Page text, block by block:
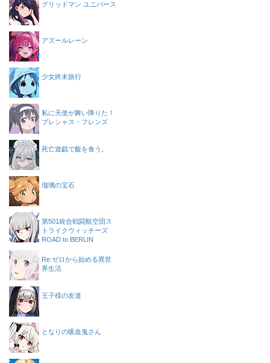
グリッドマン ユニバース
アズールレーン
少女終末旅行
私に天使が舞い降りた！
プレシャス・フレンズ
死亡遊戯で飯を食う。
瑠璃の宝石
第501統合戦闘航空団ス
トライクウィッチーズ
ROAD to BERLIN
Re:ゼロから始める異世
界生活
王子様の友達
となりの吸血鬼さん